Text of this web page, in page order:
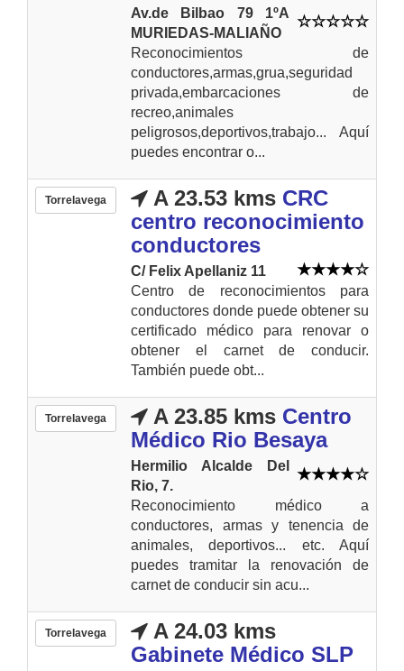
Av.de Bilbao 79 1ºA
MURIEDAS-MALIAÑO
Reconocimientos de
conductores,armas,grua,seguridad
privada,embarcaciones de
recreo,animales
peligrosos,deportivos,trabajo... Aquí
puedes encontrar o...
Torrelavega A 23.53 kms CRC
centro reconocimiento
conductores
C/ Felix Apellaniz 11
Centro de reconocimientos para
conductores donde puede obtener su
certificado médico para renovar o
obtener el carnet de conducir.
También puede obt...
Torrelavega A 23.85 kms Centro
Médico Rio Besaya
Hermilio Alcalde Del
Rio, 7.
Reconocimiento médico a
conductores, armas y tenencia de
animales, deportivos... etc. Aquí
puedes tramitar la renovación de
carnet de conducir sin acu...
Torrelavega
A 24.03 kms
Gabinete Médico SLP